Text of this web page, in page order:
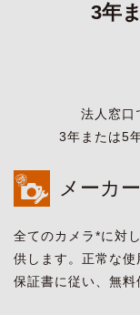
3年
法人窓口
3年または5
メーカ
全てのカメラ*に対
供します。正常な使
保証書に従い、無料